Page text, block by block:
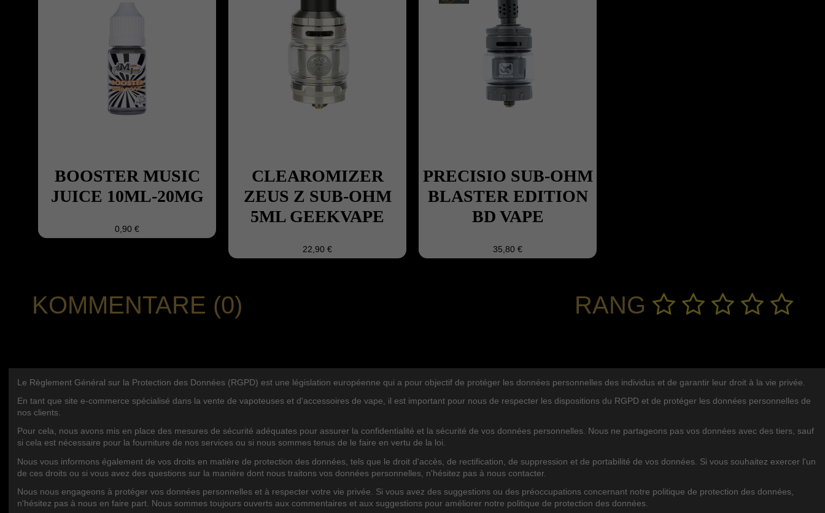
BOOSTER MUSIC
JUICE 10ML-20MG
0,90 €
CLEAROMIZER
ZEUS Z SUB-OHM
5ML GEEKVAPE
22,90 €
PRECISIO SUB-OHM
BLASTER EDITION
BD VAPE
35,80 €
RANG
KOMMENTARE (0)
Contact us
Royalcig
+33547927710
BLOG KATEGORIEN
BLOG POSTS NEUERUNGEN
Le Règlement Général sur la Protection des Données (RGPD) est une législation européenne qui a pour objectif de protéger les données personnelles des individus et de garantir leur droit à la vie privée.
En tant que site e-commerce spécialisé dans la vente de vapoteuses et d'accessoires de vape, il est important pour nous de respecter les dispositions du RGPD et de protéger les données personnelles de
nos clients.
Pour cela, nous avons mis en place des mesures de sécurité adéquates pour assurer la confidentialité et la sécurité de vos données personnelles. Nous ne partageons pas vos données avec des tiers, sauf
si cela est nécessaire pour la fourniture de nos services ou si nous sommes tenus de le faire en vertu de la loi.
Nous vous informons également de vos droits en matière de protection des données, tels que le droit d'accès, de rectification, de suppression et de portabilité de vos données. Si vous souhaitez exercer l'un
de ces droits ou si vous avez des questions sur la manière dont nous traitons vos données personnelles, n'hésitez pas à nous contacter.
Nous nous engageons à protéger vos données personnelles et à respecter votre vie privée. Si vous avez des suggestions ou des préoccupations concernant notre politique de protection des données,
n'hésitez pas à nous en faire part. Nous sommes toujours ouverts aux commentaires et aux suggestions pour améliorer notre politique de protection des données.